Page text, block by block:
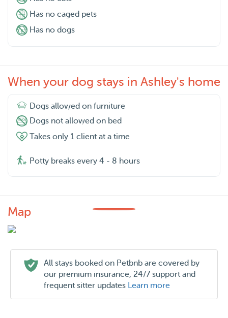
Has no caged pets
Has no dogs
When your dog stays in Ashley's home
Dogs allowed on furniture
Dogs not allowed on bed
Takes only 1 client at a time
Potty breaks every 4 - 8 hours
Map
All stays booked on Petbnb are covered by
our premium insurance, 24/7 support and
frequent sitter updates Learn more